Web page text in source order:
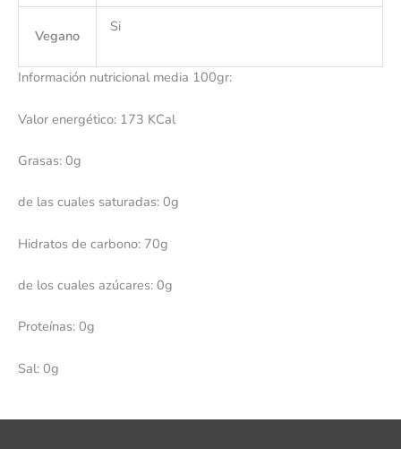
Vegano
Si
Información nutricional media 100gr:
Valor energético: 173 KCal
Grasas: 0g
de las cuales saturadas: 0g
Hidratos de carbono: 70g
de los cuales azúcares: 0g
Proteínas: 0g
Sal: 0g